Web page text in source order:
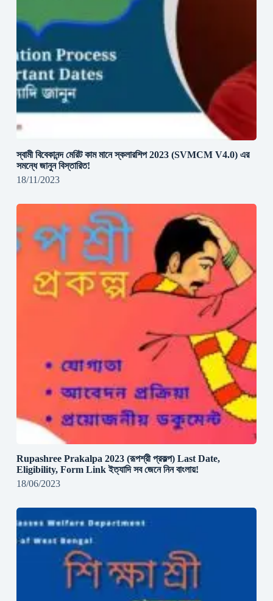
স্বামী বিবেকানন্দ মেরিট কাম মানে স্কলারশিপ 2023 (SVMCM V4.0) এর
সমন্ধে জানুন বিস্তারিত!
18/11/2023
Rupashree Prakalpa 2023 (রূপশ্রী প্রকল্প) Last Date,
Eligibility, Form Link ইত্যাদি সব জেনে নিন বাংলায়!
18/06/2023